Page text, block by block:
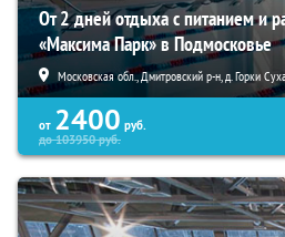
От 2 дней отдыха с питанием и
«Максима Парк» в Подмосковье
Московская обл., Дмитровский р-н, д. Горки
от 2400 руб.
до103950руб.